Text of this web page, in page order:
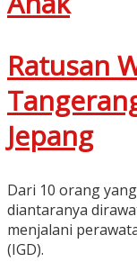
Ratusan
Jepang
Dari 10 orang
diantaranya
menjalani
(IGD).